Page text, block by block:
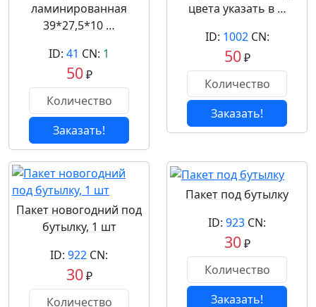
ламинированная
39*27,5*10 …
ID: 41 CN: 1
50₽
Заказать!
цвета указать в …
ID: 1002CN:
50₽
Заказать!
Пакет новогодний под
бутылку, 1 шт
ID: 922 CN:
30₽
Пакет под бутылку
ID: 923 CN:
30₽
Заказать!